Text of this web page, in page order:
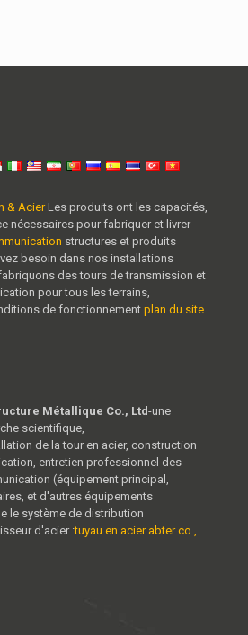
& AcierLes produits ont les capacités,
nécessaires pour fabriquer et livrer
structures et produits
besoin dans nos installations
des tours de transmission et
pour tous les terrains,
de fonctionnement. plan du site
Métallique Co., Ltd-une
scientifique,
de la tour en acier, construction
entretien professionnel des
(équipement principal,
et d'autres équipements
le système de distribution
d'acier :tuyau en acier abter co.,